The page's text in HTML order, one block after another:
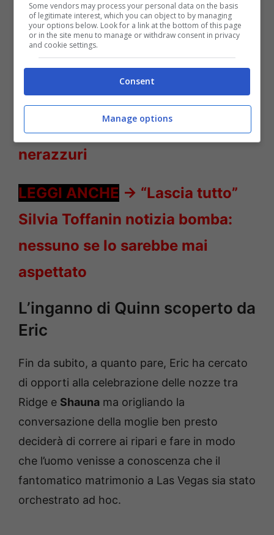
beautiful-eric-lascia-quinn-solonotizie24
LEGGI ANCHE ->Calhanoglu
all’Inter, è ufficiale: firmato il
contratto che lo legherà ai
nerazzuri
LEGGI ANCHE -> “Lascia tutto”
Silvia Toffanin notizia bomba:
nessuno se lo sarebbe mai
aspettato
L’inganno di Quinn scoperto da
Eric
Fin da subito, a quanto pare, Eric ha cercato
di opporti alla celebrazione delle nozze tra
Ridge e Shauna ma origliando la
conversazione della moglie ben presto
deciderà di correre ai ripari e fare in modo
che l’uomo venisse a conoscenza che il
fantomatico matrimonio a Las Vegas sia stato
orchestrato ad hoc.
Some vendors may process your personal data on the basis
of legitimate interest, which you can object to by managing
your options below. Look for a link at the bottom of this page
or in the site menu to manage or withdraw consent in privacy
and cookie settings.
Consent
Manage options